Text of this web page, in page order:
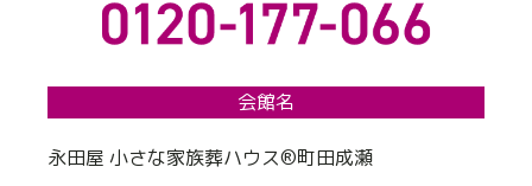
会館名
永田屋 小さな家族葬ハウス®町田成瀬